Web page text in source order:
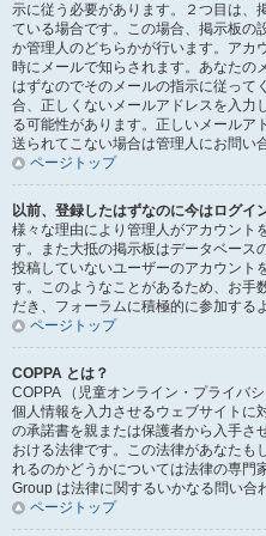
示に従う必要があります。２つ目は、
ている場合です。この場合、掲示板の
か管理人のどちらかが行います。アカ
時にメールで知らされます。あなたの
はずなのでそのメールの指示に従って
合、正しくないメールアドレスを入力
る可能性があります。正しいメールア
送られてこない場合は管理人にお問い
ページトップ
以前、登録したはずなのに今はログイ
様々な理由により管理人がアカウント
す。また大抵の掲示板はデータベース
投稿していないユーザーのアカウント
す。このようなことがあるため、お手
だき、フォーラムに積極的に参加する
ページトップ
COPPA とは？
COPPA （児童オンライン・プライバ
個人情報を入力させるウェブサイトに
の承諾書を親または保護者から入手さ
おける法律です。この法律があなたも
れるのかどうかについては法律の専門
Group は法律に関するいかなる問い合
ページトップ